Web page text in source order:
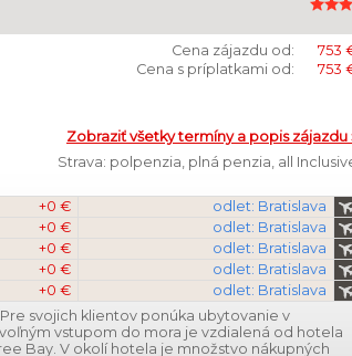
Cena zájazdu od:
753
Cena s príplatkami od:
753
Zobraziť všetky termíny a popis zájazdu
Strava: polpenzia, plná penzia, all
+0 €
odlet: Bratislava
+0 €
odlet: Bratislava
+0 €
odlet: Bratislava
+0 €
odlet: Bratislava
+0 €
odlet: Bratislava
svojich klientov ponúka ubytovanie v
vstupom do mora je vzdialená od hotela
Bay. V okolí hotela je množstvo nákupných